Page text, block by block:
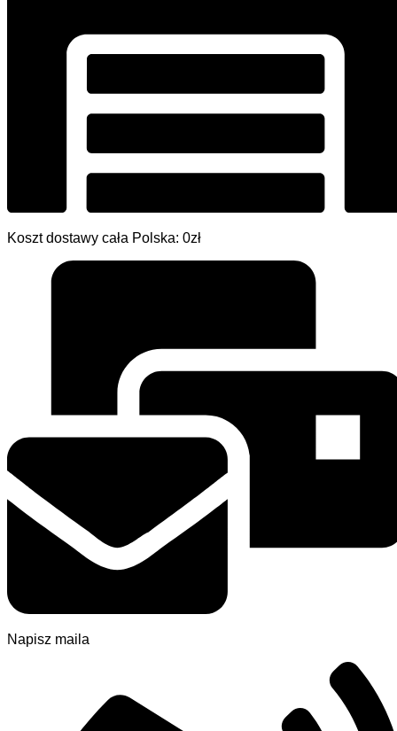
Koszt dostawy cała Polska: 0zł
Napisz maila